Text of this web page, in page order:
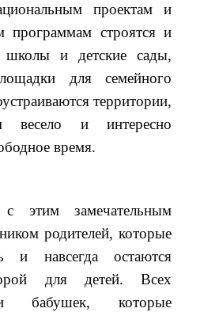
проектам и
программам строятся и
школы и детские сады,
для семейного
территории,
весело и интересно
время.
этим замечательным
родителей, которые
и навсегда остаются
для детей. Всех
бабушек, которые